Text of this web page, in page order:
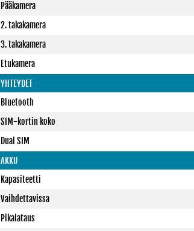
Pääkamera
2. takakamera
3. takakamera
Etukamera
YHTEYDET
Bluetooth
SIM-kortin koko
Dual SIM
AKKU
Kapasiteetti
Vaihdettavissa
Pikalataus